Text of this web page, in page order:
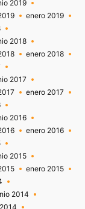
2019
enero 2019
2018
enero 2018
2017
enero 2017
2016
enero 2016
2015
enero 2015
2014